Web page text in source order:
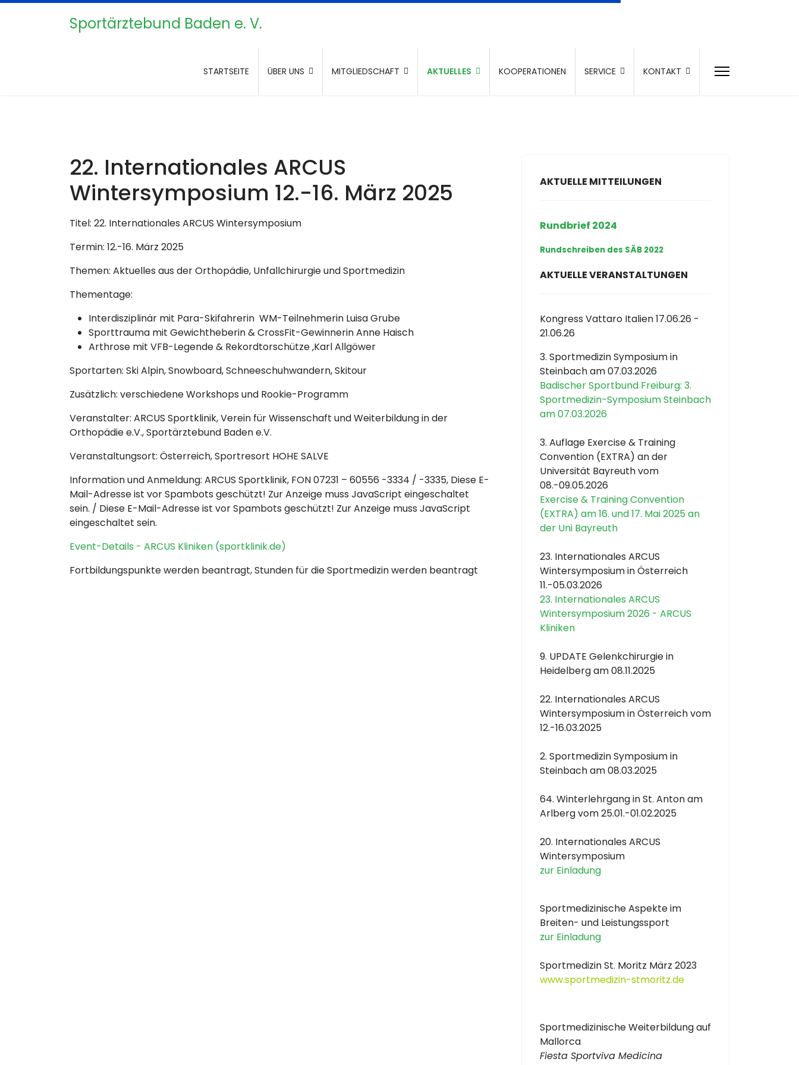
Sportärztebund Baden e. V.
STARTSEITE ÜBER UNS MITGLIEDSCHAFT AKTUELLES KOOPERATIONEN SERVICE KONTAKT
22. Internationales ARCUS
Wintersymposium 12.-16. März 2025
Titel: 22. Internationales ARCUS Wintersymposium
Termin: 12.-16. März 2025
Themen: Aktuelles aus der Orthopädie, Unfallchirurgie und Sportmedizin
Thementage:
Interdisziplinär mit Para-Skifahrerin WM-Teilnehmerin Luisa Grube
Sporttrauma mit Gewichtheberin & CrossFit-Gewinnerin Anne Haisch
Arthrose mit VFB-Legende & Rekordtorschütze ‚Karl Allgöwer
Sportarten: Ski Alpin, Snowboard, Schneeschuhwandern, Skitour
Zusätzlich: verschiedene Workshops und Rookie-Programm
Veranstalter: ARCUS Sportklinik, Verein für Wissenschaft und Weiterbildung in der
Orthopädie e.V., Sportärztebund Baden e.V.
Veranstaltungsort: Österreich, Sportresort HOHE SALVE
Information und Anmeldung: ARCUS Sportklinik, FON 07231 – 60556 -3334 / -3335, Diese E-
Mail-Adresse ist vor Spambots geschützt! Zur Anzeige muss JavaScript eingeschaltet
sein. / Diese E-Mail-Adresse ist vor Spambots geschützt! Zur Anzeige muss JavaScript
eingeschaltet sein.
Event-Details - ARCUS Kliniken (sportklinik.de)
Fortbildungspunkte werden beantragt, Stunden für die Sportmedizin werden beantragt
AKTUELLE MITTEILUNGEN
Rundbrief 2024
Rundschreiben des SÄB 2022
AKTUELLE VERANSTALTUNGEN
Kongress Vattaro Italien 17.06.26 -
21.06.26
3. Sportmedizin Symposium in
Steinbach am 07.03.2026
Badischer Sportbund Freiburg: 3.
Sportmedizin-Symposium Steinbach
am 07.03.2026
3. Auflage Exercise & Training
Convention (EXTRA) an der
Universität Bayreuth vom
08.-09.05.2026
Exercise & Training Convention
(EXTRA) am 16. und 17. Mai 2025 an
der Uni Bayreuth
23. Internationales ARCUS
Wintersymposium in Österreich
11.-05.03.2026
23. Internationales ARCUS
Wintersymposium 2026 - ARCUS
Kliniken
9. UPDATE Gelenkchirurgie in
Heidelberg am 08.11.2025
22. Internationales ARCUS
Wintersymposium in Österreich vom
12.-16.03.2025
2. Sportmedizin Symposium in
Steinbach am 08.03.2025
64. Winterlehrgang in St. Anton am
Arlberg vom 25.01.-01.02.2025
20. Internationales ARCUS
Wintersymposium
zur Einladung
Sportmedizinische Aspekte im
Breiten- und Leistungssport
zur Einladung
Sportmedizin St. Moritz März 2023
www.sportmedizin-stmoritz.de
Sportmedizinische Weiterbildung auf
Mallorca
Fiesta Sportviva Medicina